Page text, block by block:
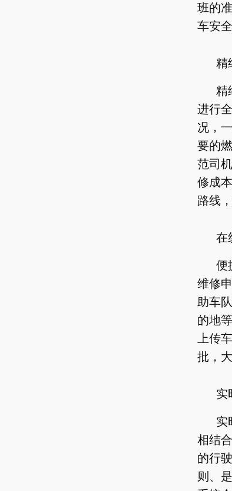
班的
车安全
精
精
进行
况，
要的
范司
修成
路线
在
便
维修
助车
的地
上传
批，
实
实
相结
的行
则、